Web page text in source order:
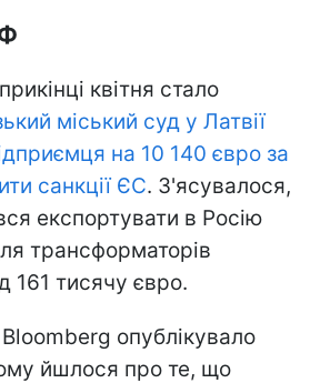
квітня стало
міський суд у Латвії
на 10 140 євро за
санкції ЄС. З'ясувалося,
експортувати в Росію
трансформаторів
161 тисячу євро.
Bloomberg опублікувало
йшлося про те, що